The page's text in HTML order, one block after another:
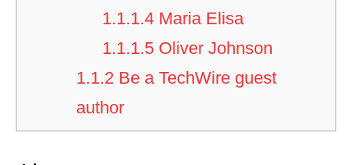
1.1.1.4 Maria Elisa
1.1.1.5 Oliver Johnson
1.1.2 Be a TechWire guest
author